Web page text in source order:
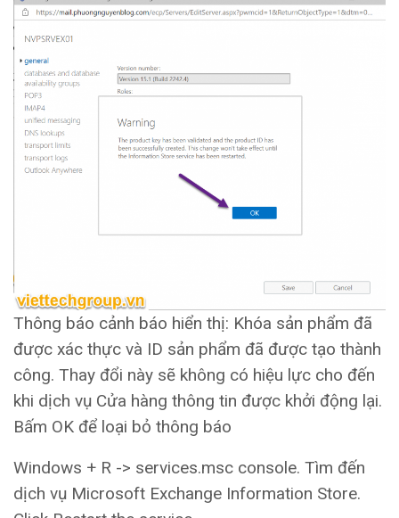
Thông báo cảnh báo hiển thị: Khóa sản phẩm đã
được xác thực và ID sản phẩm đã được tạo thành
công. Thay đổi này sẽ không có hiệu lực cho đến
khi dịch vụ Cửa hàng thông tin được khởi động lại.
Bấm OK để loại bỏ thông báo
Windows + R -> services.msc console. Tìm đến
dịch vụ Microsoft Exchange Information Store.